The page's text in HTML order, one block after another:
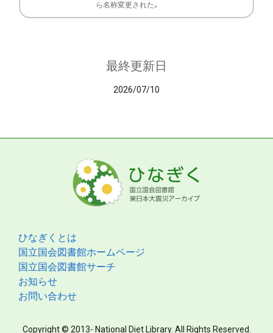
ら名称変更された。
最終更新日
2026/07/10
ひなぎくとは
国立国会図書館ホームページ
国立国会図書館サーチ
お知らせ
お問い合わせ
Copyright © 2013- National Diet Library. All Rights Reserved.